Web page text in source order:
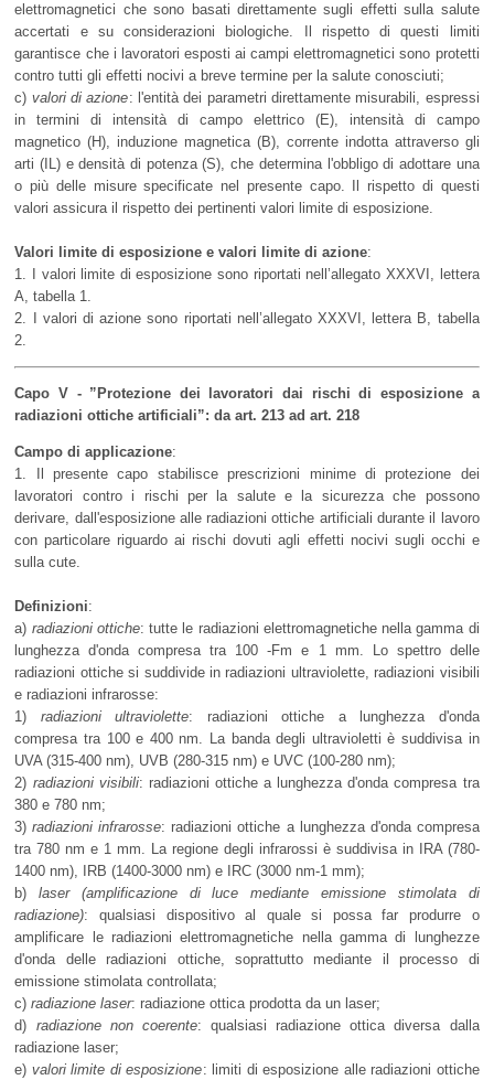
elettromagnetici che sono basati direttamente sugli effetti sulla salute
accertati e su considerazioni biologiche. Il rispetto di questi limiti
garantisce che i lavoratori esposti ai campi elettromagnetici sono protetti
contro tutti gli effetti nocivi a breve termine per la salute conosciuti;
c) valori di azione: l'entità dei parametri direttamente misurabili, espressi
in termini di intensità di campo elettrico (E), intensità di campo
magnetico (H), induzione magnetica (B), corrente indotta attraverso gli
arti (IL) e densità di potenza (S), che determina l'obbligo di adottare una
o più delle misure specificate nel presente capo. Il rispetto di questi
valori assicura il rispetto dei pertinenti valori limite di esposizione.
Valori limite di esposizione e valori limite di azione:
1. I valori limite di esposizione sono riportati nell’allegato XXXVI, lettera
A, tabella 1.
2. I valori di azione sono riportati nell’allegato XXXVI, lettera B, tabella
2.
Capo V - ”Protezione dei lavoratori dai rischi di esposizione a
radiazioni ottiche artificiali”: da art. 213 ad art. 218
Campo di applicazione:
1. Il presente capo stabilisce prescrizioni minime di protezione dei
lavoratori contro i rischi per la salute e la sicurezza che possono
derivare, dall'esposizione alle radiazioni ottiche artificiali durante il lavoro
con particolare riguardo ai rischi dovuti agli effetti nocivi sugli occhi e
sulla cute.
Definizioni:
a) radiazioni ottiche: tutte le radiazioni elettromagnetiche nella gamma di
lunghezza d'onda compresa tra 100 -Fm e 1 mm. Lo spettro delle
radiazioni ottiche si suddivide in radiazioni ultraviolette, radiazioni visibili
e radiazioni infrarosse:
1) radiazioni ultraviolette: radiazioni ottiche a lunghezza d'onda
compresa tra 100 e 400 nm. La banda degli ultravioletti è suddivisa in
UVA (315-400 nm), UVB (280-315 nm) e UVC (100-280 nm);
2) radiazioni visibili: radiazioni ottiche a lunghezza d'onda compresa tra
380 e 780 nm;
3) radiazioni infrarosse: radiazioni ottiche a lunghezza d'onda compresa
tra 780 nm e 1 mm. La regione degli infrarossi è suddivisa in IRA (780-
1400 nm), IRB (1400-3000 nm) e IRC (3000 nm-1 mm);
b)laser (amplificazione di luce mediante emissione stimolata di
radiazione): qualsiasi dispositivo al quale si possa far produrre o
amplificare le radiazioni elettromagnetiche nella gamma di lunghezze
d'onda delle radiazioni ottiche, soprattutto mediante il processo di
emissione stimolata controllata;
c)radiazione laser: radiazione ottica prodotta da un laser;
d) radiazione non coerente: qualsiasi radiazione ottica diversa dalla
radiazione laser;
e) valori limite di esposizione: limiti di esposizione alle radiazioni ottiche